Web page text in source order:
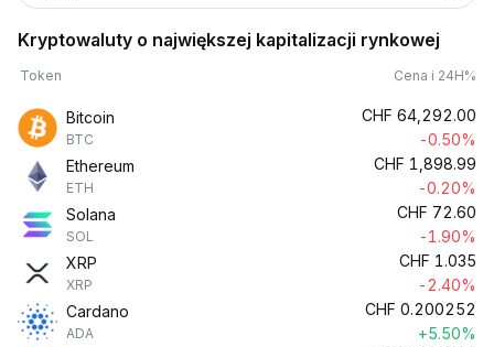
Kryptowaluty o największej kapitalizacji rynkowej
Token Cena i 24H%
Bitcoin
BTC
CHF 64,292.00
-0.50%
Ethereum
ETH
CHF 1,898.99
-0.20%
Solana
SOL
CHF 72.60
-1.90%
XRP
XRP
CHF 1.035
-2.40%
Cardano
ADA
CHF 0.200252
+5.50%